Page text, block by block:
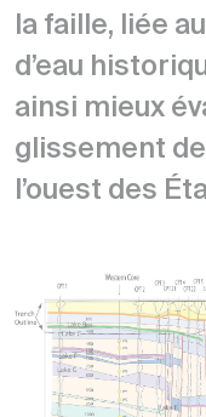
la faille, liée
d’eau
ainsi mieux
glissement
l’ouest des